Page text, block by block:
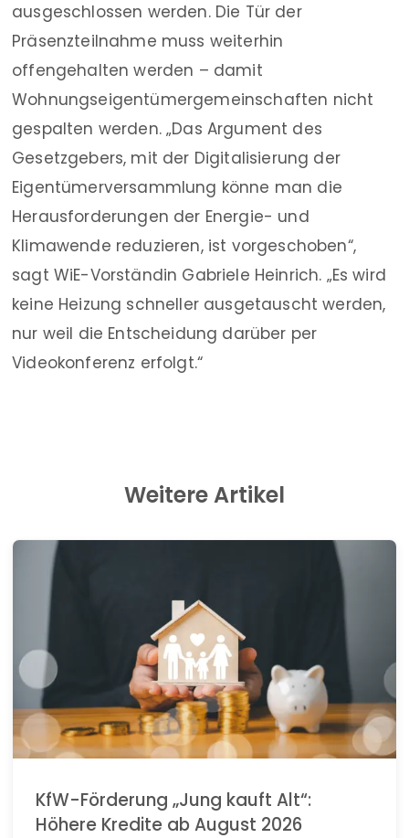
ausgeschlossen werden. Die Tür der
Präsenzteilnahme muss weiterhin
offengehalten werden – damit
Wohnungseigentümergemeinschaften nicht
gespalten werden. „Das Argument des
Gesetzgebers, mit der Digitalisierung der
Eigentümerversammlung könne man die
Herausforderungen der Energie- und
Klimawende reduzieren, ist vorgeschoben“,
sagt WiE-Vorständin Gabriele Heinrich. „Es wird
keine Heizung schneller ausgetauscht werden,
nur weil die Entscheidung darüber per
Videokonferenz erfolgt.“
Weitere Artikel
KfW-Förderung „Jung kauft Alt“:
Höhere Kredite ab August 2026